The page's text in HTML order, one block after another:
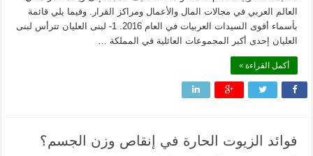
العالم العربي في مجالات المال والأعمال ومراكز القرار. وفيما يلي قائمة
بأسماء أقوى السيدات العربيات في العام 2016. 1- لبنى العليان تترأس لبنى
العليان إحدى أكبر المجموعات العائلية في المملكة …
أكمل القراءة »
فوائد الزيوت الحارة في إنقاص وزن الجسم؟